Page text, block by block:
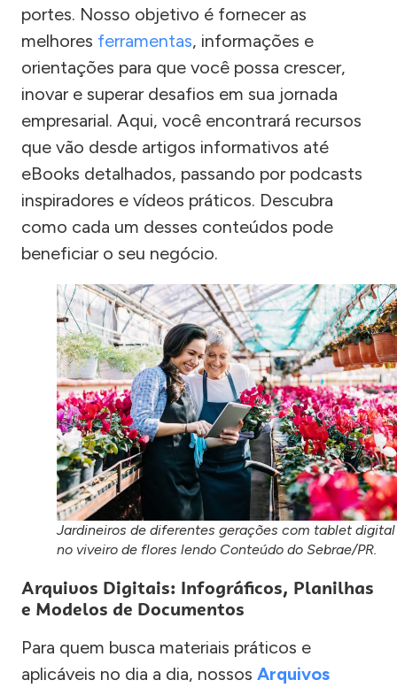
portes. Nosso objetivo é fornecer as
melhores ferramentas, informações e
orientações para que você possa crescer,
inovar e superar desafios em sua jornada
empresarial. Aqui, você encontrará recursos
que vão desde artigos informativos até
eBooks detalhados, passando por podcasts
inspiradores e vídeos práticos. Descubra
como cada um desses conteúdos pode
beneficiar o seu negócio.
Jardineiros de diferentes gerações com tablet digital
no viveiro de flores lendo Conteúdo do Sebrae/PR.
Arquivos Digitais: Infográficos, Planilhas
e Modelos de Documentos
Para quem busca materiais práticos e
aplicáveis no dia a dia, nossos Arquivos